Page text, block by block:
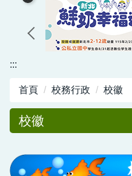
公告訊息
資訊中心
:::
首頁 校務行政 校徽
校徽